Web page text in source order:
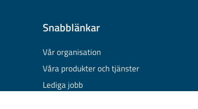
Snabblänkar
Vår organisation
Våra produkter och tjänster
Lediga jobb